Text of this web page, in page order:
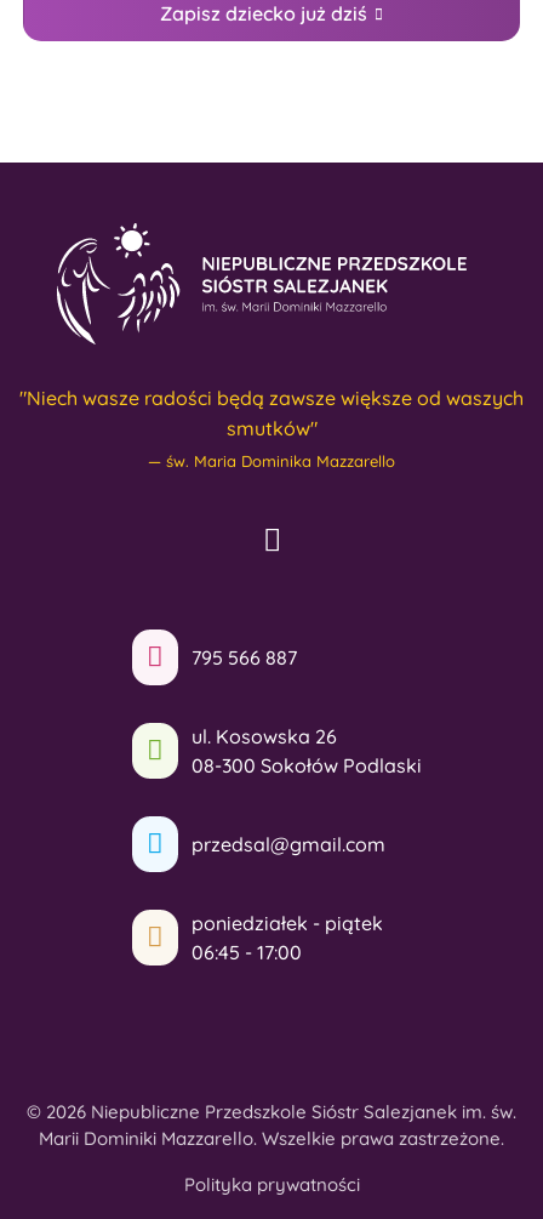
Zapisz dziecko już dziś
"Niech wasze radości będą zawsze większe od waszych
smutków"
św. Maria Dominika Mazzarello
795 566 887
ul. Kosowska 26
08-300 Sokołów Podlaski
przedsal@gmail.com
poniedziałek - piątek
06:45 - 17:00
© 2026 Niepubliczne Przedszkole Sióstr Salezjanek im. św.
Marii Dominiki Mazzarello. Wszelkie prawa zastrzeżone.
Polityka prywatności